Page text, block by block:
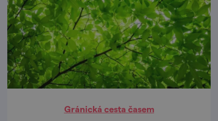
Gránická cesta časem